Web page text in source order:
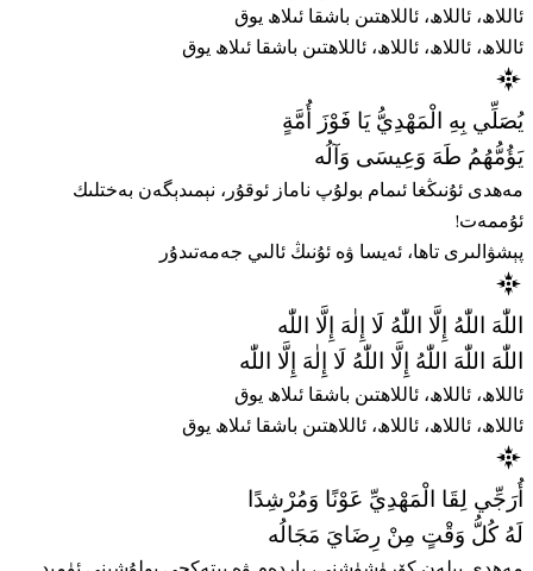
ئاللاھ، ئاللاھ، ئاللاھتىن باشقا ئىلاھ يوق
ئاللاھ، ئاللاھ، ئاللاھ، ئاللاھتىن باشقا ئىلاھ يوق
يُصَلِّي بِهِ الْمَهْدِيُّ يَا فَوْزَ أُمَّةٍ
يَؤُمُّهُمُ طَهَ وَعِيسَى وَآلُه
مەھدى ئۇنىڭغا ئىمام بولۇپ ناماز ئوقۇر، نېمىدېگەن بەختلىك
ئۇممەت!
پېشۋالىرى تاھا، ئەيسا ۋە ئۇنىڭ ئالىي جەمەتىدۇر
اللّٰهَ اللّٰهُ إِلَّا اللّٰهُ لَا إِلٰهَ إِلَّا اللّٰه
اللّٰهَ اللّٰهَ اللّٰهُ إِلَّا اللّٰهُ لَا إِلٰهَ إِلَّا اللّٰه
ئاللاھ، ئاللاھ، ئاللاھتىن باشقا ئىلاھ يوق
ئاللاھ، ئاللاھ، ئاللاھ، ئاللاھتىن باشقا ئىلاھ يوق
أُرَجِّي لِقَا الْمَهْدِيِّ عَوْنًا وَمُرْشِدًا
لَهُ كُلُّ وَقْتٍ مِنْ رِضَايَ مَجَالُه